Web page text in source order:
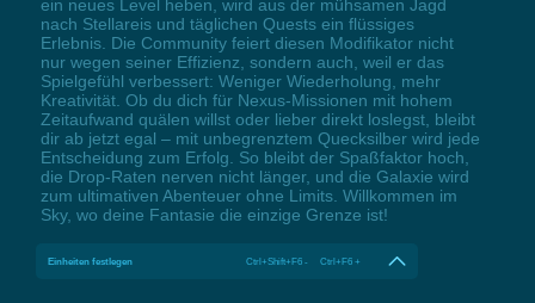
ein neues Level heben, wird aus der mühsamen Jagd
nach Stellareis und täglichen Quests ein flüssiges
Erlebnis. Die Community feiert diesen Modifikator nicht
nur wegen seiner Effizienz, sondern auch, weil er das
Spielgefühl verbessert: Weniger Wiederholung, mehr
Kreativität. Ob du dich für Nexus-Missionen mit hohem
Zeitaufwand quälen willst oder lieber direkt loslegst, bleibt
dir ab jetzt egal – mit unbegrenztem Quecksilber wird jede
Entscheidung zum Erfolg. So bleibt der Spaßfaktor hoch,
die Drop-Raten nerven nicht länger, und die Galaxie wird
zum ultimativen Abenteuer ohne Limits. Willkommen im
Sky, wo deine Fantasie die einzige Grenze ist!
Einheiten festlegen Ctrl+Shift+F6 - Ctrl+F6 +